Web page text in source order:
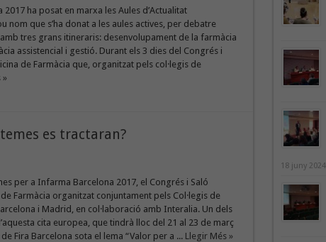
ha posat en marxa les Aules d’Actualitat
nom que s’ha donat a les aules actives, per debatre
tres grans itineraris: desenvolupament de la farmàcia
assistencial i gestió. Durant els 3 dies del Congrés i
de Farmàcia que, organitzat pels col·legis de
»
es tractaran?
per a Infarma Barcelona 2017, el Congrés i Saló
Farmàcia organitzat conjuntament pels Col·legis de
i Madrid, en col·laboració amb Interalia. Un dels
cita europea, que tindrà lloc del 21 al 23 de març
Fira Barcelona sota el lema “Valor per a ... Llegir Més »
18 juny 2024